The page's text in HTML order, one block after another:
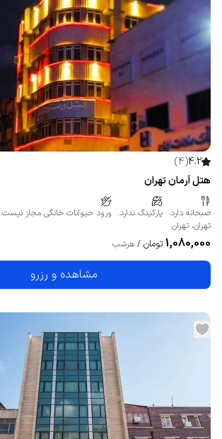
4.2
(
4
)
هتل آرمان تهران
صبحانه دارد. پارکینگ ندارد. ورود حیوانات خانگی مجاز نیست.
تهران، تهران
1,080,000 تومان / هرشب
مشاهده و رزرو